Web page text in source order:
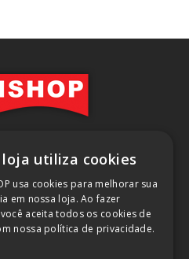
LTDA, inscrita no CNPJ/MF sob o nº
com sede na Rua Kanebo, nº 175,
SP, CEP: 13213-090
(SAIBA MAIS)
APP
loja utiliza cookies
usa cookies para melhorar sua
em nossa loja. Ao fazer
aceita todos os cookies de
nossa política de privacidade.